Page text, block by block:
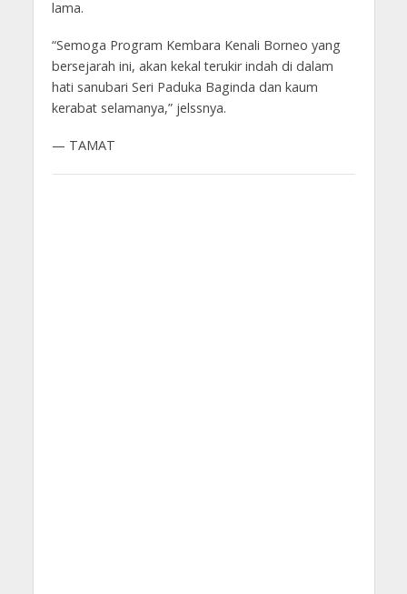
lama.
“Semoga Program Kembara Kenali Borneo yang
bersejarah ini, akan kekal terukir indah di dalam
hati sanubari Seri Paduka Baginda dan kaum
kerabat selamanya,” jelssnya.
— TAMAT